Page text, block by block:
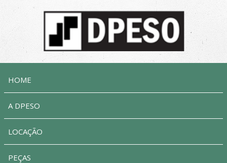
HOME
A DPESO
LOCAÇÃO
PEÇAS